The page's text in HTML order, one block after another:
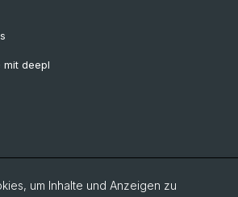
mit deepl
um Inhalte und Anzeigen zu